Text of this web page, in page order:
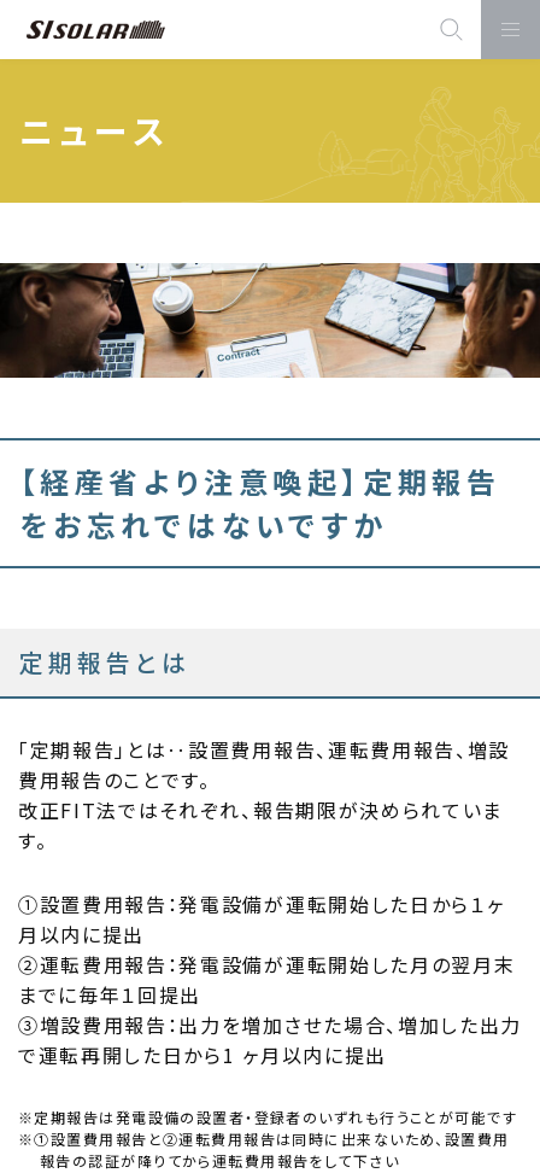
ニュース
【経産省より注意喚起】定期報告
をお忘れではないですか
定期報告とは
「定期報告」とは‥設置費用報告、運転費用報告、増設
費用報告のことです。
改正FIT法ではそれぞれ、報告期限が決められていま
す。
①設置費⽤報告：発電設備が運転開始した⽇から１ヶ
⽉以内に提出
②運転費⽤報告：発電設備が運転開始した⽉の翌⽉末
までに毎年１回提出
③増設費⽤報告：出⼒を増加させた場合、増加した出⼒
で運転再開した⽇から1 ヶ⽉以内に提出
※定期報告は発電設備の設置者・登録者のいずれも行うことが可能です
※①設置費用報告と②運転費用報告は同時に出来ないため、設置費用
報告の認証が降りてから運転費用報告をして下さい